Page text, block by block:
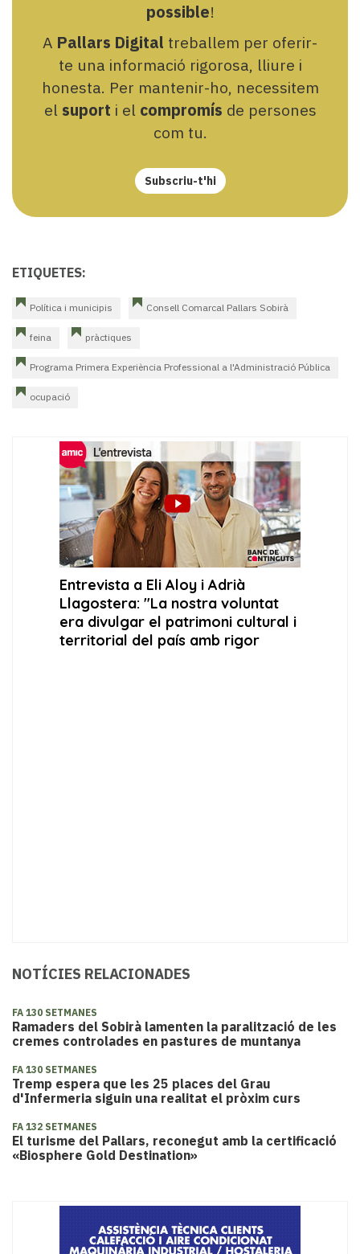
possible!
A Pallars Digital treballem per oferir-
te una informació rigorosa, lliure i
honesta. Per mantenir-ho, necessitem
el suport i el compromís de persones
com tu.
Subscriu-t'hi
ETIQUETES:
Política i municipis Consell Comarcal Pallars Sobirà
feina pràctiques
Programa Primera Experiència Professional a l'Administració Pública
ocupació
NOTÍCIES RELACIONADES
FA 130 SETMANES
Ramaders del Sobirà lamenten la paralització de les
cremes controlades en pastures de muntanya
FA 130 SETMANES
Tremp espera que les 25 places del Grau
d'Infermeria siguin una realitat el pròxim curs
FA 132 SETMANES
El turisme del Pallars, reconegut amb la certificació
«Biosphere Gold Destination»